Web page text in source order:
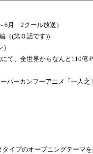
6月 2クール放送）
（(第０話です))
て、全世界からなんと110億
パーカンフーアニメ「一人
イプのオープニングテーマ